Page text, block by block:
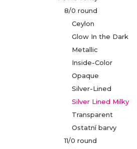
8/0 round
Ceylon
Glow In the Dark
Metallic
Inside-Color
Opaque
Silver-Lined
Silver Lined Milky
Transparent
Ostatní barvy
11/0 round